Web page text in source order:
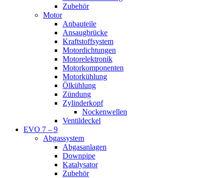
Zubehör
Motor
Anbauteile
Ansaugbrücke
Kraftstoffsystem
Motordichtungen
Motorelektronik
Motorkomponenten
Motorkühlung
Ölkühlung
Zündung
Zylinderkopf
Nockenwellen
Ventildeckel
EVO 7 – 9
Abgassystem
Abgasanlagen
Downpipe
Katalysator
Zubehör